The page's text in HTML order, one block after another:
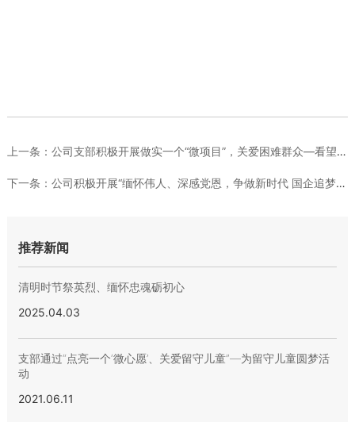
上一条： 公司支部积极开展做实一个“微项目”，关爱困难群众—看望困难群...
下一条： 公司积极开展“缅怀伟人、深感党恩，争做新时代 国企追梦人”党...
推荐新闻
清明时节祭英烈、缅怀忠魂砺初心
2025.04.03
支部通过“点亮一个‘微心愿’、关爱留守儿童”—为留守儿童圆梦活
动
2021.06.11